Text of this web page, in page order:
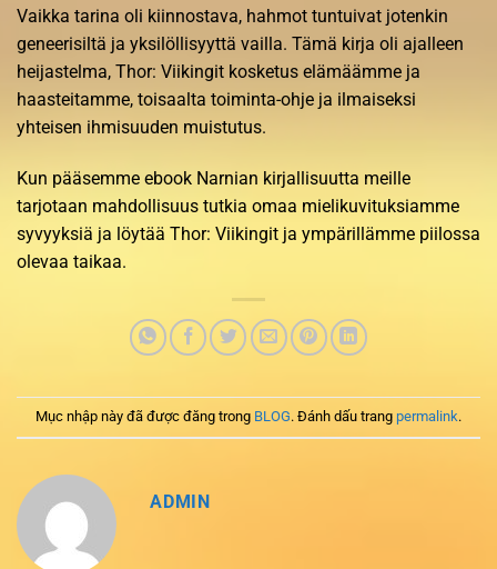
Vaikka tarina oli kiinnostava, hahmot tuntuivat jotenkin
geneerisiltä ja yksilöllisyyttä vailla. Tämä kirja oli ajalleen
heijastelma, Thor: Viikingit kosketus elämäämme ja
haasteitamme, toisaalta toiminta-ohje ja ilmaiseksi
yhteisen ihmisuuden muistutus.
Kun pääsemme ebook Narnian kirjallisuutta meille
tarjotaan mahdollisuus tutkia omaa mielikuvituksiamme
syvyyksiä ja löytää Thor: Viikingit ja ympärillämme piilossa
olevaa taikaa.
Mục nhập này đã được đăng trong BLOG. Đánh dấu trang permalink.
ADMIN